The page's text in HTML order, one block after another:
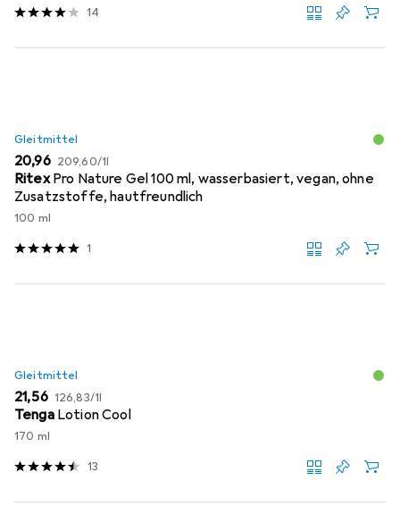
14
Gleitmittel
EUR
20,96 EUR
209,60/1l
Ritex Pro Nature Gel 100 ml, wasserbasiert, vegan, ohne
Zusatzstoffe, hautfreundlich
100 ml
1
Gleitmittel
EUR
21,56 EUR
126,83/1l
Tenga Lotion Cool
170 ml
13